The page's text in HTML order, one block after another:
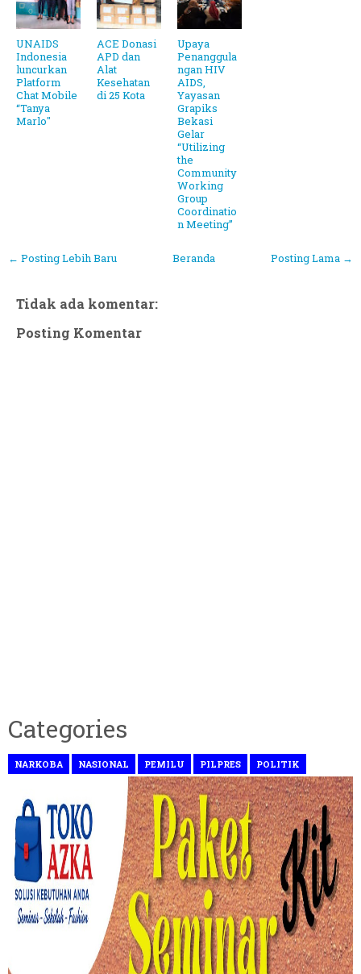
UNAIDS
Indonesia
luncurkan
Platform
Chat Mobile
“Tanya
Marlo"
ACE Donasi
APD dan
Alat
Kesehatan
di 25 Kota
Upaya
Penanggula
ngan HIV
AIDS,
Yayasan
Grapiks
Bekasi
Gelar
“Utilizing
the
Community
Working
Group
Coordinatio
n Meeting”
← Posting Lebih Baru Posting Lama →
Beranda
Tidak ada komentar:
Posting Komentar
Categories
NARKOBA NASIONAL PEMILU PILPRES POLITIK